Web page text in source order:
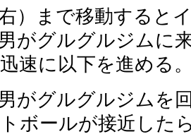
）まで移動すると
がグルグルジムに
速に以下を進める
がグルグルジムを
ボールが接近した